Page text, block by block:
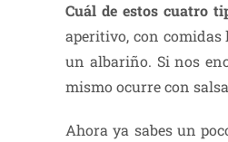
Cuál de estos cuatro
aperitivo, con comidas
un albariño. Si nos
mismo ocurre con
Ahora ya sabes un